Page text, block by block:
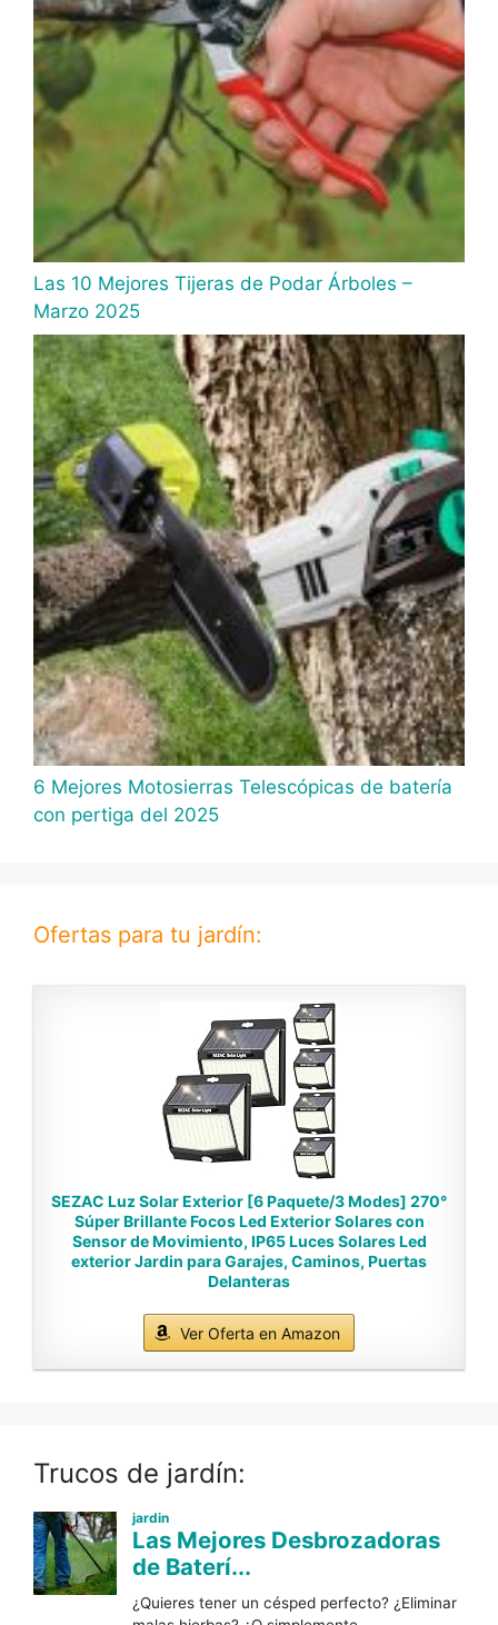
Las 10 Mejores Tijeras de Podar Árboles –
Marzo 2025
6 Mejores Motosierras Telescópicas de batería
con pertiga del 2025
Ofertas para tu jardín:
SEZAC Luz Solar Exterior [6 Paquete/3 Modes] 270°
Súper Brillante Focos Led Exterior Solares con
Sensor de Movimiento, IP65 Luces Solares Led
exterior Jardin para Garajes, Caminos, Puertas
Delanteras
Ver Oferta en Amazon
Trucos de jardín: